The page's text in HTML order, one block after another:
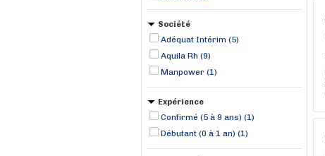
Société
Adéquat Intérim (5)
Aquila Rh (9)
Manpower (1)
Expérience
Confirmé (5 à 9 ans) (1)
Débutant (0 à 1 an) (1)